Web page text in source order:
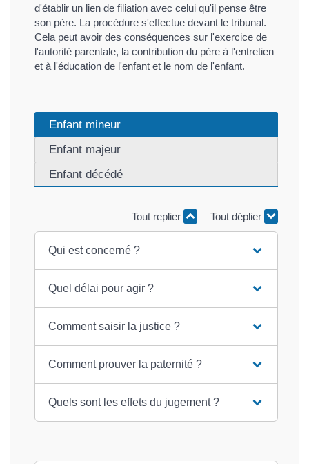
d'établir un lien de filiation avec celui qu'il pense être
son père. La procédure s'effectue devant le tribunal.
Cela peut avoir des conséquences sur l'exercice de
l'autorité parentale, la contribution du père à l'entretien
et à l'éducation de l'enfant et le nom de l'enfant.
Enfant mineur
Enfant majeur
Enfant décédé
Tout replier Tout déplier
Qui est concerné ?
Quel délai pour agir ?
Comment saisir la justice ?
Comment prouver la paternité ?
Quels sont les effets du jugement ?